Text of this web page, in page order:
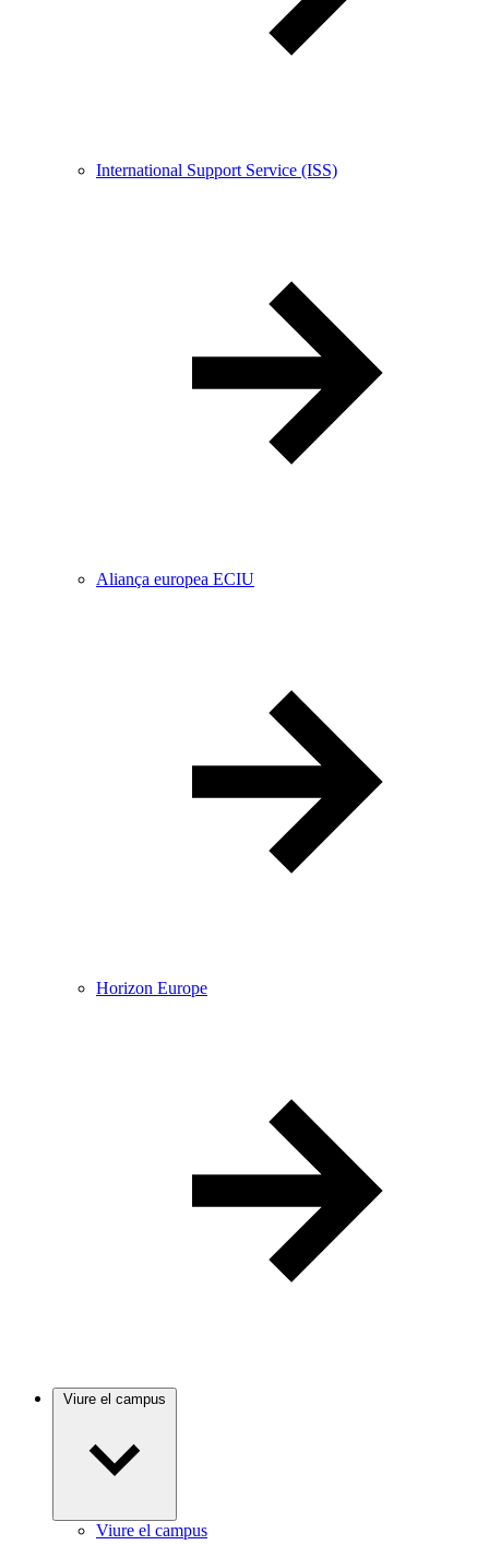
International Support Service (ISS)
Aliança europea ECIU
Horizon Europe
Viure el campus
Viure el campus